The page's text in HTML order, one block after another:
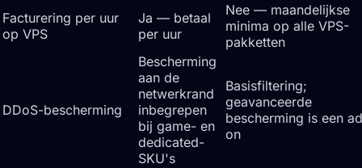
Facturering per uur
op VPS
Ja — betaal
per uur
Nee — maandelijkse
minima op alle VPS-
pakketten
DDoS-bescherming
Bescherming
aan de
netwerkrand
inbegrepen
bij game- en
dedicated-
SKU's
Basisfiltering;
geavanceerde
bescherming is een
on